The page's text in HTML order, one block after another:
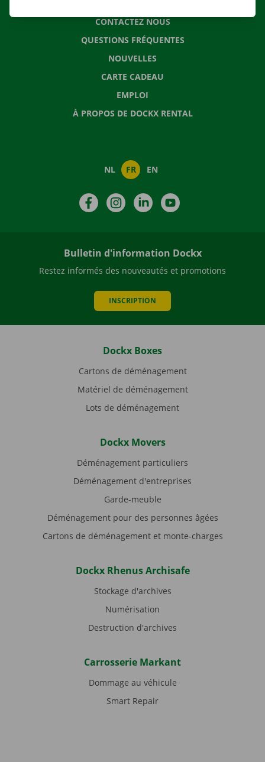
CONTACTEZ NOUS
QUESTIONS FRÉQUENTES
NOUVELLES
CARTE CADEAU
EMPLOI
À PROPOS DE DOCKX RENTAL
NL FR EN
FacebookInstagramLinkedIn
Bulletin d'information Dockx
Restez informés des nouveautés et promotions
INSCRIPTION
Dockx Boxes
Cartons de déménagement
Matériel de déménagement
Lots de déménagement
Dockx Movers
Déménagement particuliers
Déménagement d'entreprises
Garde-meuble
Déménagement pour des personnes âgées
Cartons de déménagement et monte-charges
Dockx Rhenus Archisafe
Stockage d'archives
Numérisation
Destruction d'archives
Carrosserie Markant
Dommage au véhicule
Smart Repair